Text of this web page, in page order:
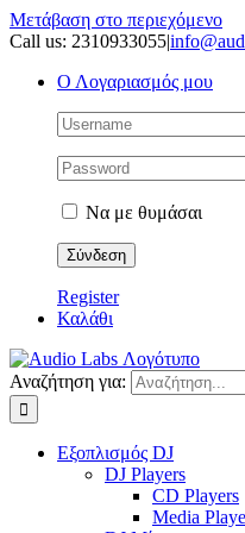
Μετάβαση στο περιεχόμενο
Call us: 2310933055|
Ο Λογαριασμός μου
Να με θυμάσαι
Register
Καλάθι
Αναζήτηση για:
Εξοπλισμός DJ
DJ Players
CD Players
Media